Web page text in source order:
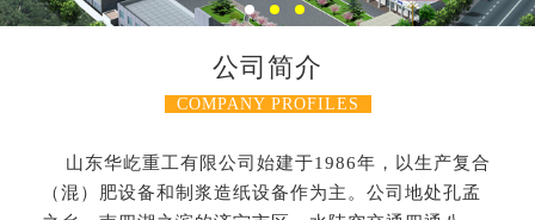
公司简介
COMPANY PROFILES
山东华屹重工有限公司始建于1986年，以生产复合
（混）肥设备和制浆造纸设备作为主。公司地处孔孟